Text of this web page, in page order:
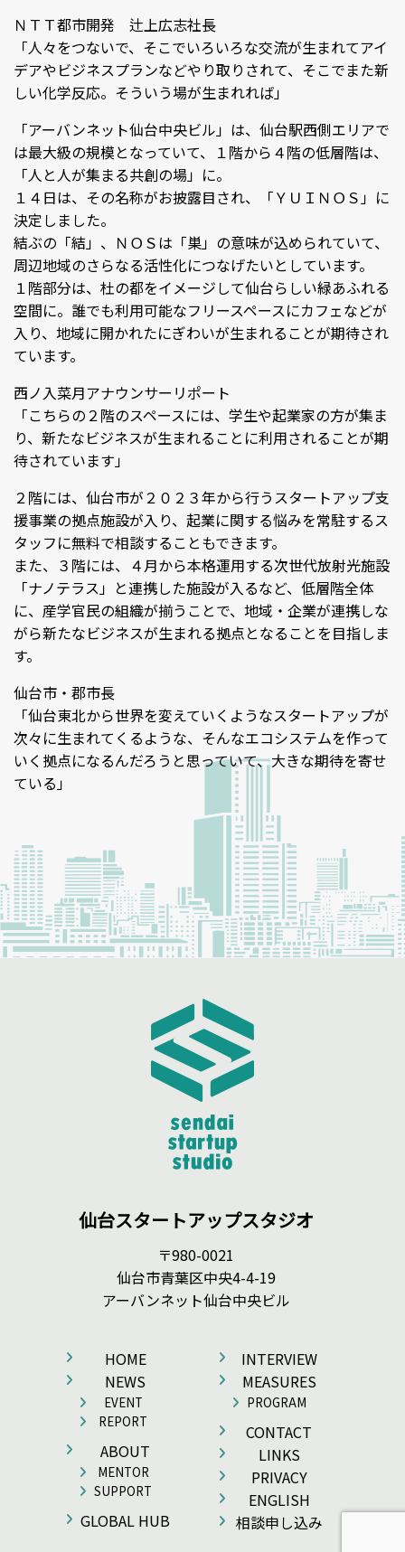
ＮＴＴ都市開発 辻上広志社長
「人々をつないで、そこでいろいろな交流が生まれてアイ
デアやビジネスプランなどやり取りされて、そこでまた新
しい化学反応。そういう場が生まれれば」
「アーバンネット仙台中央ビル」は、仙台駅西側エリアで
は最大級の規模となっていて、１階から４階の低層階は、
「人と人が集まる共創の場」に。
１４日は、その名称がお披露目され、「ＹＵＩＮＯＳ」に
決定しました。
結ぶの「結」、ＮＯＳは「巣」の意味が込められていて、
周辺地域のさらなる活性化につなげたいとしています。
１階部分は、杜の都をイメージして仙台らしい緑あふれる
空間に。誰でも利用可能なフリースペースにカフェなどが
入り、地域に開かれたにぎわいが生まれることが期待され
ています。
西ノ入菜月アナウンサーリポート
「こちらの２階のスペースには、学生や起業家の方が集ま
り、新たなビジネスが生まれることに利用されることが期
待されています」
２階には、仙台市が２０２３年から行うスタートアップ支
援事業の拠点施設が入り、起業に関する悩みを常駐するス
タッフに無料で相談することもできます。
また、３階には、４月から本格運用する次世代放射光施設
「ナノテラス」と連携した施設が入るなど、低層階全体
に、産学官民の組織が揃うことで、地域・企業が連携しな
がら新たなビジネスが生まれる拠点となることを目指しま
す。
仙台市・郡市長
「仙台東北から世界を変えていくようなスタートアップが
次々に生まれてくるような、そんなエコシステムを作って
いく拠点になるんだろうと思っていて、大きな期待を寄せ
ている」
仙台スタートアップスタジオ
〒980-0021
仙台市青葉区中央4-4-19
アーバンネット仙台中央ビル
HOME
NEWS
EVENT
REPORT
ABOUT
MENTOR
SUPPORT
GLOBAL HUB
INTERVIEW
MEASURES
PROGRAM
CONTACT
LINKS
PRIVACY
ENGLISH
相談申し込み